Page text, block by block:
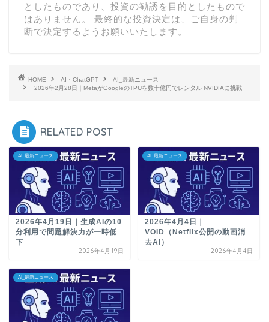
としたものであり、投資の勧誘を目的としたもので
はありません。 最終的な投資決定は、ご自身の判
断で決定するようお願いいたします。
HOME AI・ChatGPT
AI_最新ニュース
2026年2月28日｜MetaがGoogleのTPUを数十億円でレンタル NVIDIAに挑戦
RELATED POST
AI_最新ニュース
2026年4月19日｜生成AIの10
分利用で問題解決力が一時低
下
2026年4月19日
AI_最新ニュース
2026年4月4日｜
VOID（Netflix公開の動画消
去AI）
2026年4月4日
AI_最新ニュース